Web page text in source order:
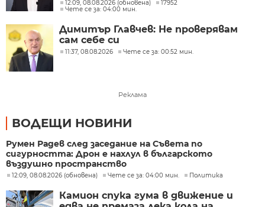
12:09, 08.08.2026 (обновена)
17952
Чете се за: 04:00 мин.
Димитър Главчев: Не проверявам
сам себе си
11:37, 08.08.2026 Чете се за: 00:52 мин.
Реклама
ВОДЕЩИ НОВИНИ
Румен Радев след заседание на Съвета по
сигурността: Дрон е нахлул в българското
въздушно пространство
12:09, 08.08.2026 (обновена) Чете се за: 04:00 мин. Политика
Камион спука гума в движение и